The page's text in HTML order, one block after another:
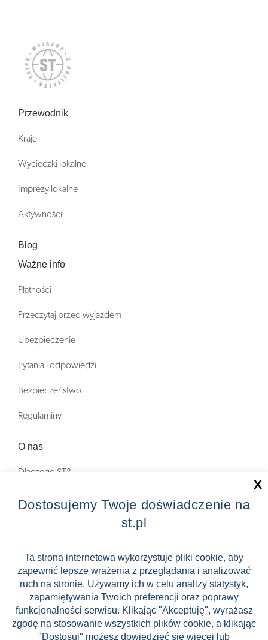
Przewodnik
Kraje
Wycieczki lokalne
Imprezy lokalne
Aktywności
Blog
Ważne info
Płatności
Przeczytaj przed wyjazdem
Ubezpieczenie
Pytania i odpowiedzi
Bezpieczeństwo
Regulaminy
O nas
Dlaczego ST?
Zostań Pilotem wycieczek!
Zniżki
FAQ
ST INCENTIVE
Dostosujemy Twoje doświadczenie na
st.pl
Ta strona internetowa wykorzystuje pliki cookie, aby
zapewnić lepsze wrażenia z przeglądania i analizować
ruch na stronie. Używamy ich w celu analizy statystyk,
zapamiętywania Twoich preferencji oraz poprawy
funkcjonalności serwisu. Klikając "Akceptuję", wyrażasz
zgodę na stosowanie wszystkich plików cookie, a klikając
"Dostosuj" możesz dowiedzieć się więcej lub
X